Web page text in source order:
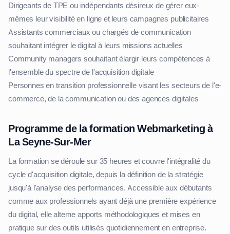
Dirigeants de TPE ou indépendants désireux de gérer eux-
mêmes leur visibilité en ligne et leurs campagnes publicitaires
Assistants commerciaux ou chargés de communication
souhaitant intégrer le digital à leurs missions actuelles
Community managers souhaitant élargir leurs compétences à
l'ensemble du spectre de l'acquisition digitale
Personnes en transition professionnelle visant les secteurs de l'e-
commerce, de la communication ou des agences digitales
Programme de la formation Webmarketing à
La Seyne-Sur-Mer
La formation se déroule sur 35 heures et couvre l'intégralité du
cycle d'acquisition digitale, depuis la définition de la stratégie
jusqu'à l'analyse des performances. Accessible aux débutants
comme aux professionnels ayant déjà une première expérience
du digital, elle alterne apports méthodologiques et mises en
pratique sur des outils utilisés quotidiennement en entreprise.